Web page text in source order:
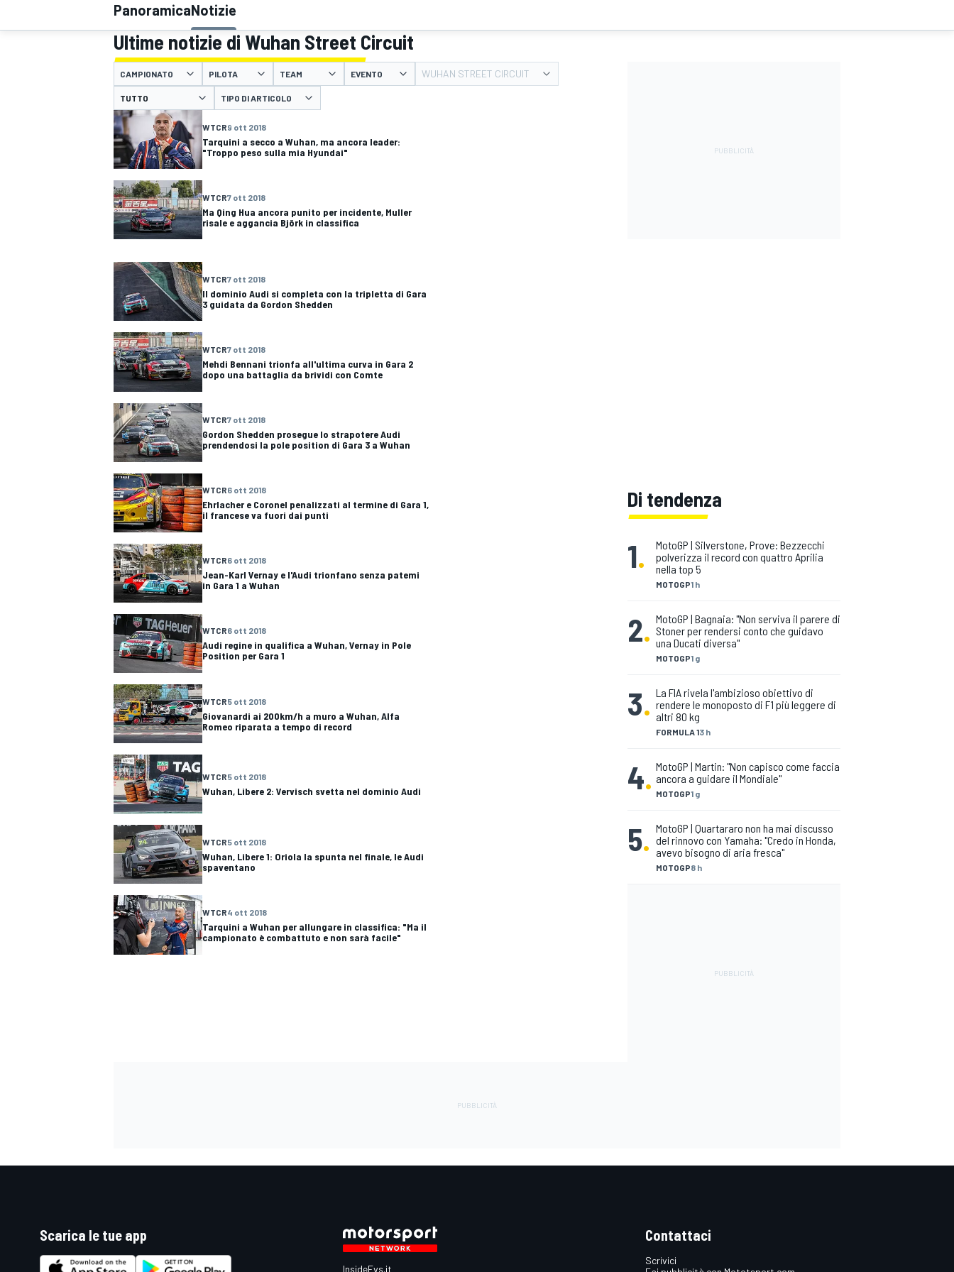
MOTOGP
WRC
MONOPOSTO
PanoramicaNotizie
Ultime notizie di Wuhan Street Circuit
CAMPIONATO PILOTA TEAM EVENTO WUHAN STREET CIRCUIT
TIPO DI ARTICOLO
WTCR9 ott 2018
Tarquini a secco a Wuhan, ma ancora leader:
"Troppo peso sulla mia Hyundai"
WTCR7 ott 2018
Ma Qing Hua ancora punito per incidente, Muller
risale e aggancia Björk in classifica
WTCR7 ott 2018
Il dominio Audi si completa con la tripletta di Gara
3 guidata da Gordon Shedden
WTCR7 ott 2018
Mehdi Bennani trionfa all'ultima curva in Gara 2
dopo una battaglia da brividi con Comte
WTCR7 ott 2018
Gordon Shedden prosegue lo strapotere Audi
prendendosi la pole position di Gara 3 a Wuhan
WTCR6 ott 2018
Ehrlacher e Coronel penalizzati al termine di Gara 1,
il francese va fuori dai punti
WTCR6 ott 2018
Jean-Karl Vernay e l'Audi trionfano senza patemi
in Gara 1 a Wuhan
WTCR6 ott 2018
Audi regine in qualifica a Wuhan, Vernay in Pole
Position per Gara 1
WTCR5 ott 2018
Giovanardi ai 200km/h a muro a Wuhan, Alfa
Romeo riparata a tempo di record
WTCR5 ott 2018
Wuhan, Libere 2: Vervisch svetta nel dominio Audi
WTCR5 ott 2018
Wuhan, Libere 1: Oriola la spunta nel finale, le Audi
spaventano
WTCR4 ott 2018
Tarquini a Wuhan per allungare in classifica: "Ma il
campionato è combattuto e non sarà facile"
Di tendenza
1.
MOTOGP1 h
MotoGP | Silverstone, Prove: Bezzecchi
polverizza il record con quattro Aprilia
nella top 5
2.
MOTOGP1 g
MotoGP | Bagnaia: "Non serviva il parere di
Stoner per rendersi conto che guidavo
una Ducati diversa"
3.
FORMULA 13 h
La FIA rivela l'ambizioso obiettivo di
rendere le monoposto di F1 più leggere di
altri 80 kg
4. MOTOGP1 g
MotoGP | Martin: "Non capisco come faccia
ancora a guidare il Mondiale"
5.
MOTOGP8 h
MotoGP | Quartararo non ha mai discusso
del rinnovo con Yamaha: "Credo in Honda,
avevo bisogno di aria fresca"
Scarica le tue app
InsideEvs.it
Contattaci
Scrivici